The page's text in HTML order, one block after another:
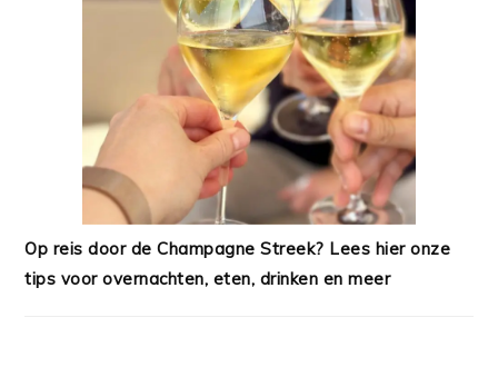
Op reis door de Champagne Streek? Lees hier onze
tips voor overnachten, eten, drinken en meer